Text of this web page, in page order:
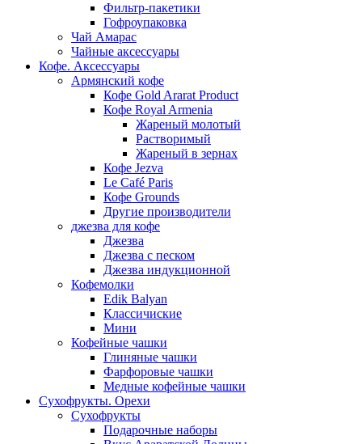
Фильтр-пакетики
Гофроупаковка
Чай Амарас
Чайные аксессуары
Кофе. Аксессуары
Армянский кофе
Кофе Gold Ararat Product
Кофе Royal Armenia
Жареный молотый
Растворимый
Жареный в зернах
Кофе Jezva
Le Café Paris
Кофе Grounds
Другие производители
джезва для кофе
Джезва
Джезва с песком
Джезва индукционной
Кофемолки
Edik Balyan
Классичиские
Мини
Кофейные чашки
Глиняные чашки
Фарфоровые чашки
Медные кофейные чашки
Сухофрукты. Орехи
Сухофрукты
Подарочные наборы